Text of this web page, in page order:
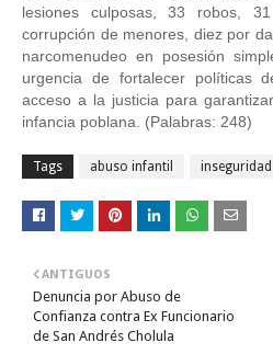
lesiones culposas, 33 robos,
corrupción de menores, diez por
narcomenudeo en posesión
urgencia de fortalecer políticas
acceso a la justicia para
infancia poblana. (Palabras: 248)
Tags abuso infantil inseguridad
ANTIGUOS
Denuncia por Abuso de
Confianza contra Ex Funcionario
de San Andrés Cholula